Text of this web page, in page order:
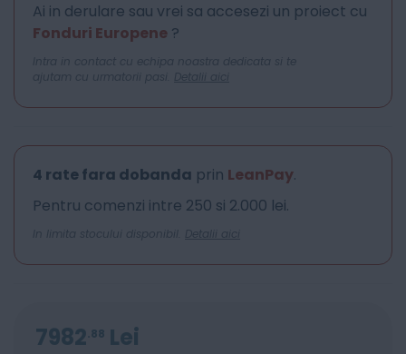
Ai in derulare sau vrei sa accesezi un proiect cu
Fonduri Europene ?
Intra in contact cu echipa noastra dedicata si te
ajutam cu urmatorii pasi. Detalii aici
4 rate fara dobanda prin LeanPay.
Pentru comenzi intre 250 si 2.000 lei.
In limita stocului disponibil. Detalii aici
7982 88 Lei